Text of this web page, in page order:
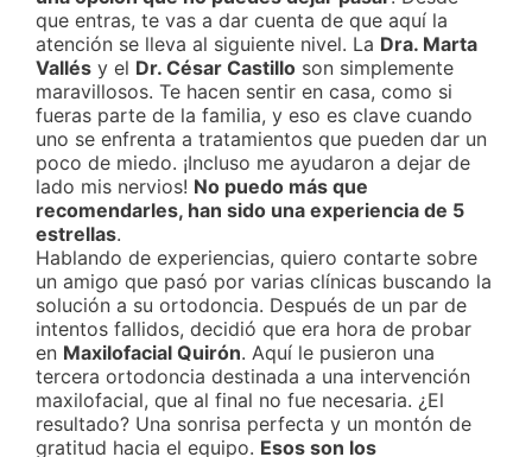
que entras, te vas a dar cuenta de que aquí la
atención se lleva al siguiente nivel. La Dra. Marta
Vallés y el Dr. César Castillo son simplemente
maravillosos. Te hacen sentir en casa, como si
fueras parte de la familia, y eso es clave cuando
uno se enfrenta a tratamientos que pueden dar un
poco de miedo. ¡Incluso me ayudaron a dejar de
lado mis nervios! No puedo más que
recomendarles, han sido una experiencia de 5
estrellas.
Hablando de experiencias, quiero contarte sobre
un amigo que pasó por varias clínicas buscando la
solución a su ortodoncia. Después de un par de
intentos fallidos, decidió que era hora de probar
en Maxilofacial Quirón. Aquí le pusieron una
tercera ortodoncia destinada a una intervención
maxilofacial, que al final no fue necesaria. ¿El
resultado? Una sonrisa perfecta y un montón de
gratitud hacia el equipo. Esos son los